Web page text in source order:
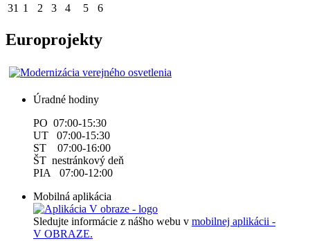
31 1 2 3 4 5 6
Europrojekty
Úradné hodiny
PO 07:00-15:30
UT 07:00-15:30
ST 07:00-16:00
ŠT nestránkový deň
PIA 07:00-12:00
Mobilná aplikácia
Sledujte informácie z nášho webu v mobilnej aplikácii -
V OBRAZE.